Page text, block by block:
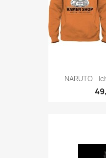
NARUTO -